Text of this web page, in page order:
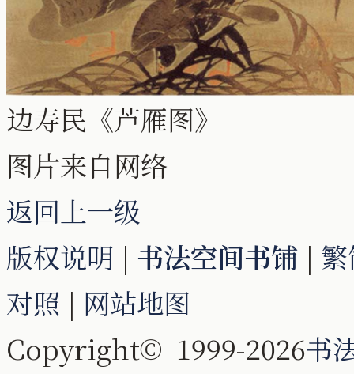
边寿民《芦雁图》
图片来自网络
返回上一级
版权说明 | 书法空间书铺 |
对照 | 网站地图
Copyright© 1999-2026书